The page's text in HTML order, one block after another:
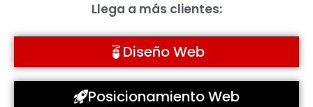
Llega a más clientes:
Diseño Web
Posicionamiento Web